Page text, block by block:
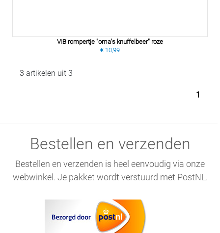
VIB rompertje "oma's knuffelbeer" roze
€ 10,99
3 artikelen uit 3
1
Bestellen en verzenden
Bestellen en verzenden is heel eenvoudig via onze
webwinkel. Je pakket wordt verstuurd met PostNL.